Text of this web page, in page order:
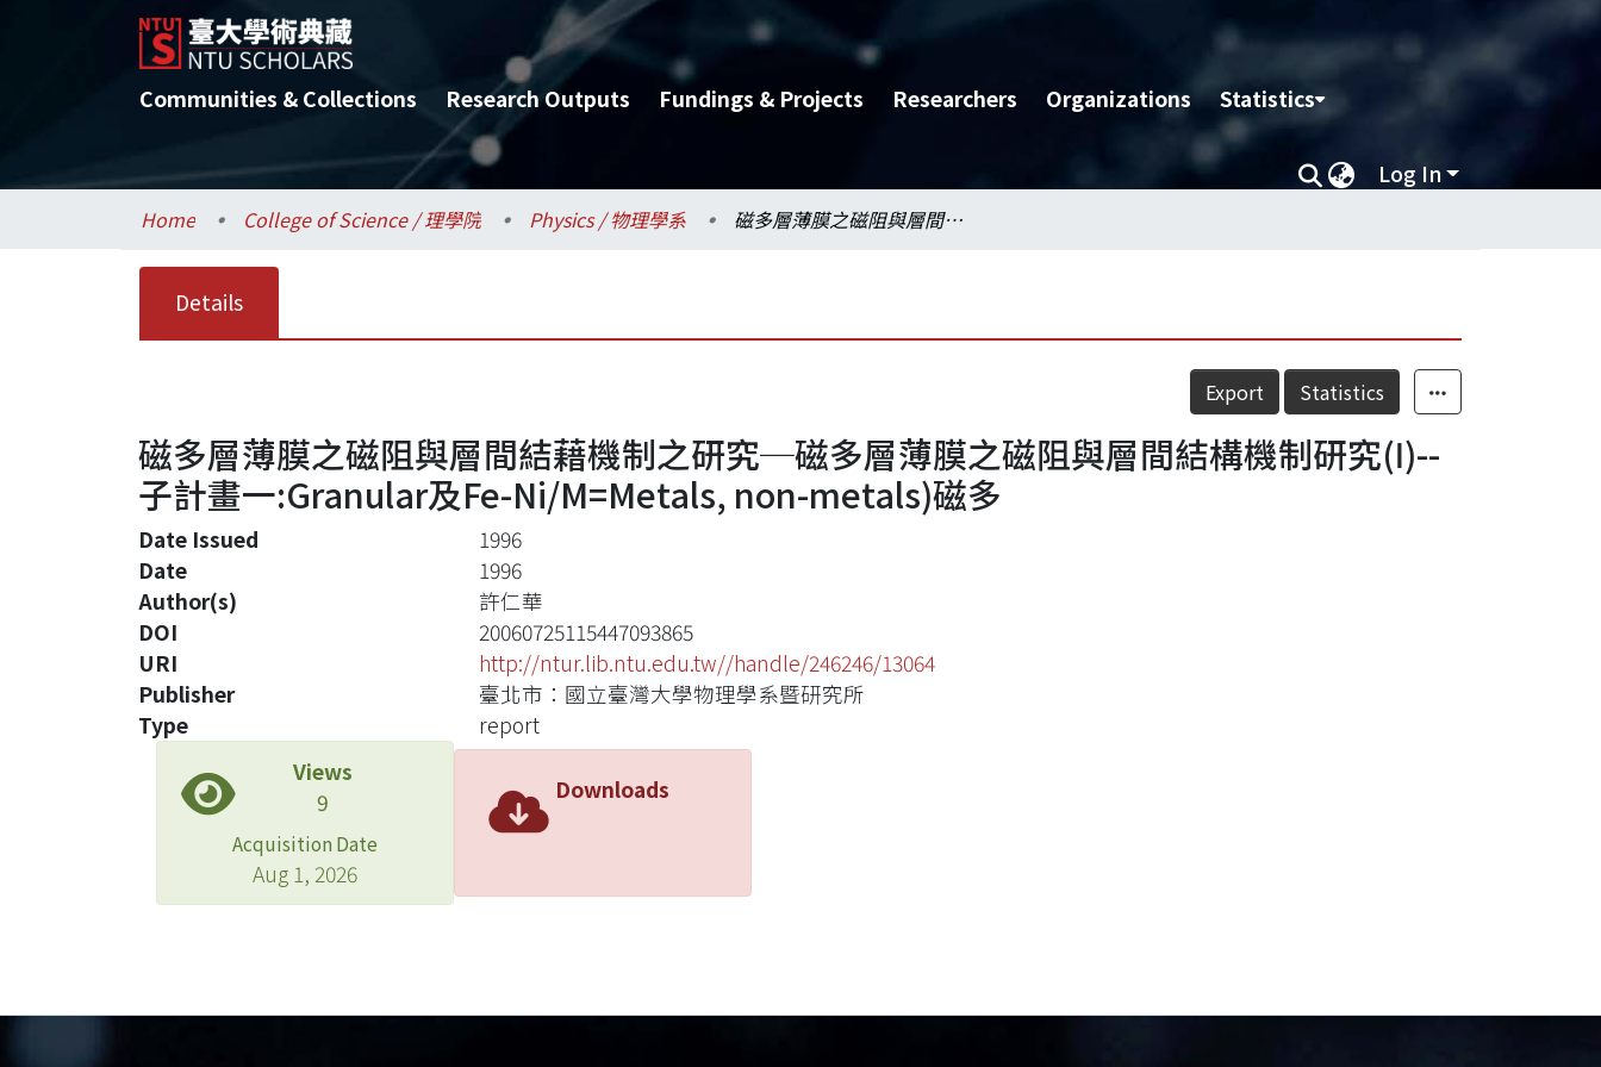
Communities & Collections Research Outputs Fundings & Projects Researchers Organizations Statistics
Log In
Home College of Science / 理學院 Physics / 物理學系 磁多層薄膜之磁阻與層間結藉機制之研究─磁多層薄膜之磁阻與層間結構機制研究(Ⅰ)--子計畫一:Granular及Fe-Ni/M=Metals, non-metals)磁多
Details
Export Statistics
磁多層薄膜之磁阻與層間結藉機制之研究─磁多層薄膜之磁阻與層間結構機制研究(Ⅰ)--
子計畫一:Granular及Fe-Ni/M=Metals, non-metals)磁多
Date Issued
1996
Date
1996
Author(s)
許仁華
DOI
20060725115447093865
URI
http://ntur.lib.ntu.edu.tw//handle/246246/13064
Publisher
臺北市：國立臺灣大學物理學系暨研究所
Type
report
Views
9
Acquisition Date
Aug 1, 2026
Downloads